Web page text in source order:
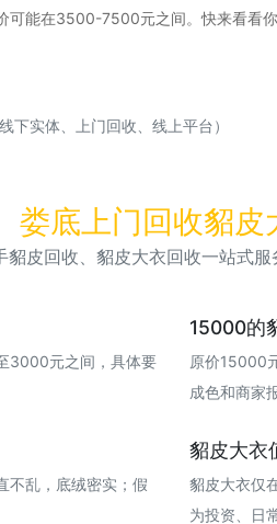
能在3500-7500元之间。快来看看
下实体、上门回收、线上平台）
娄底上门回收貂皮
皮回收、貂皮大衣回收一站式
3000元之间，具体要
15000的
原价15000
成色和商家
不乱，底绒密实；假
貂皮大衣
貂皮大衣仅
为投资、日